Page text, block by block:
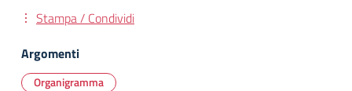
Stampa / Condividi
Argomenti
Organigramma